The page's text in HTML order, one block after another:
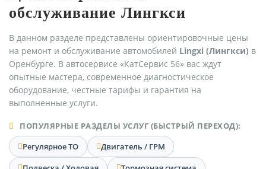
обслуживание Лингкси
В данном разделе представлены ориентировочные цены
на ремонт и обслуживание автомобилей Lingxi (Лингкси) в
Оренбурге. В автосервисе «КатСервис 56» вас ждут
опытные мастера, современное диагностическое
оборудование, честные тарифы и гарантия на
выполненные услуги.
ПОПУЛЯРНЫЕ РАЗДЕЛЫ УСЛУГ (БЫСТРЫЙ ПЕРЕХОД):
Регулярное ТО
Двигатель / ГРМ